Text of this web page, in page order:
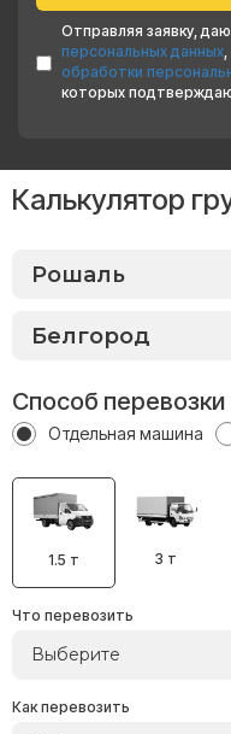
Отправляя заявку, даю
персональных данных
обработки
которых
Калькулятор
Способ перевозки
Отдельная машина
1.5 т 3 т
Что перевозить
Выберите
Как перевозить